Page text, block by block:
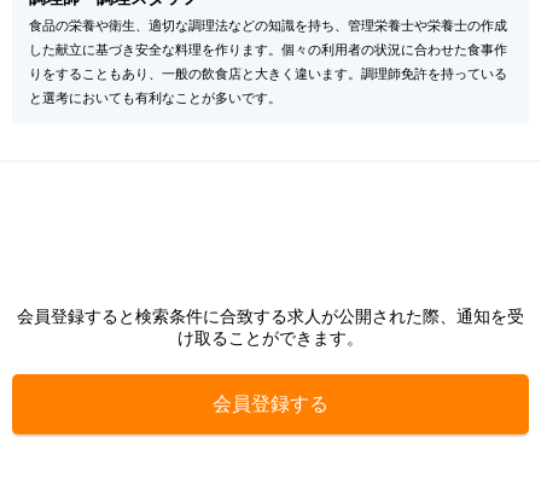
食品の栄養や衛生、適切な調理法などの知識を持ち、管理栄養士や栄養士の作成
した献立に基づき安全な料理を作ります。個々の利用者の状況に合わせた食事作
りをすることもあり、一般の飲食店と大きく違います。調理師免許を持っている
と選考においても有利なことが多いです。
会員登録すると検索条件に合致する求人が公開された際、通知を受
け取ることができます。
会員登録する